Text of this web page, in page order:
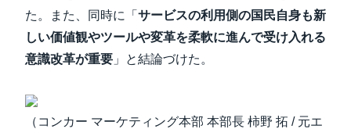
た。また、同時に「 サービスの利用側の国民自身も新
しい価値観やツールや変革を柔軟に進んで受け入れる
意識改革が重要 」と結論づけた。
（コンカー マーケティング本部 本部長 柿野 拓 / 元エ